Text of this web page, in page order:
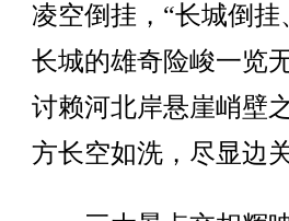
凌空倒挂，“长城倒
长城的雄奇险峻一览
讨赖河北岸悬崖峭壁
方长空如洗，尽显边